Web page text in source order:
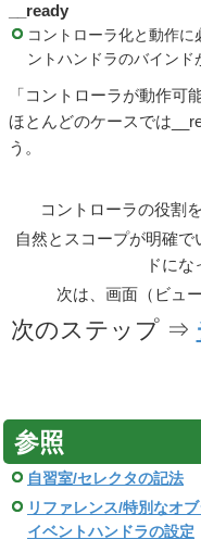
__ready
コントローラ化と動作
ントハンドラのバインド
「コントローラが動作可
ほとんどのケースでは
う。
コントローラの役割
自然とスコープが明確
ドにな
次は、画面（ビュ
次のステップ ⇒
参照
自習室/セレクタの記法
リファレンス/特別なオ
イベントハンドラの設定